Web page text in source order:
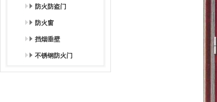
防火防盗门
防火窗
挡烟垂壁
不锈钢防火门